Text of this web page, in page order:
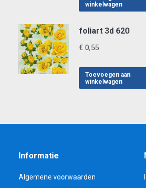
winkelwagen
foliart 3d 620
€ 0,55
Toevoegen aan
winkelwagen
Informatie
Algemene voorwaarden